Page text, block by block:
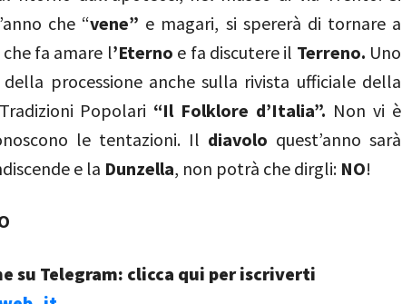
che “vene” e magari, si spererà di tornare a
fa amare l’Eterno e fa discutere il Terreno. Uno
processione anche sulla rivista ufficiale della
Popolari “Il Folklore d’Italia”. Non vi è
le tentazioni. Il diavolo quest’anno sarà
e la Dunzella, non potrà che dirgli: NO!
su Telegram: clicca qui per iscriverti